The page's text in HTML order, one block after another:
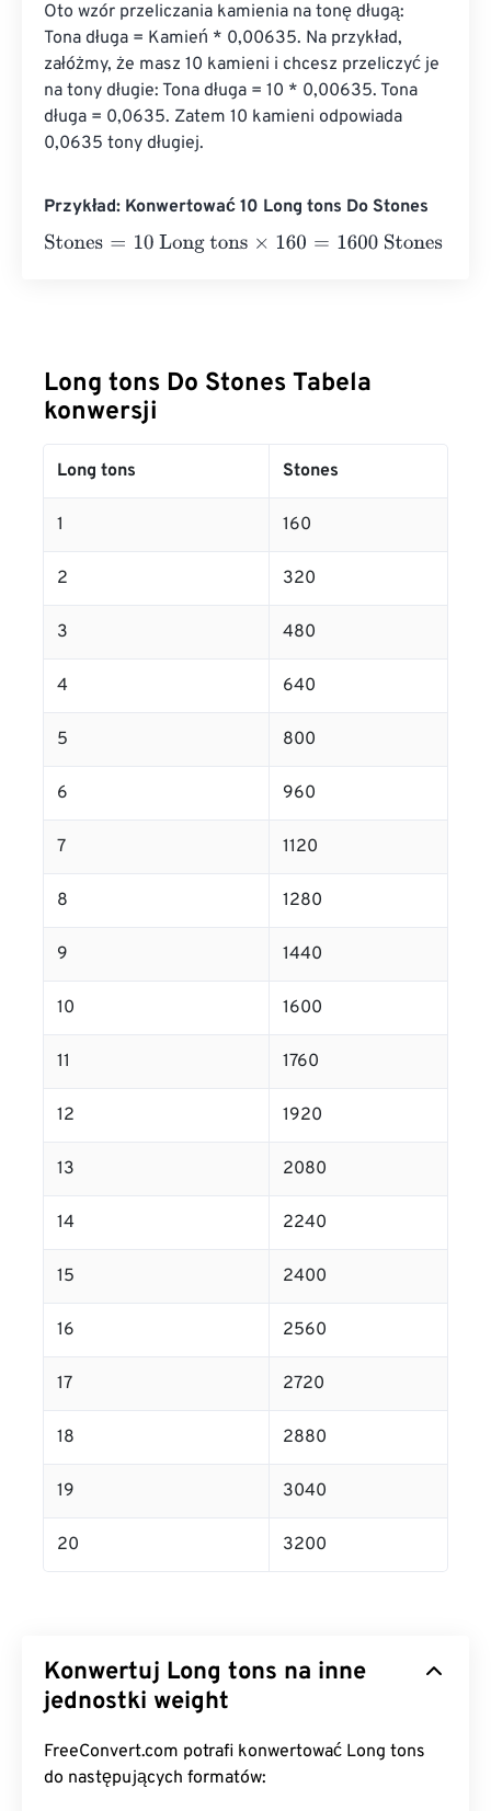
Oto wzór przeliczania kamienia na tonę długą:
Tona długa = Kamień * 0,00635. Na przykład,
załóżmy, że masz 10 kamieni i chcesz przeliczyć je
na tony długie: Tona długa = 10 * 0,00635. Tona
długa = 0,0635. Zatem 10 kamieni odpowiada
0,0635 tony długiej.
Przykład: Konwertować 10 Long tons Do Stones
Stones= 10 Long tons×160 =1600 Stones
Long tons Do Stones Tabela
konwersji
Long tons Stones
1 160
2 320
3 480
4 640
5 800
6 960
7 1120
8 1280
9 1440
10 1600
11 1760
12 1920
13 2080
14 2240
15 2400
16 2560
17 2720
18 2880
19 3040
20 3200
Konwertuj Long tons na inne
jednostki weight
FreeConvert.com potrafi konwertować Long tons
do następujących formatów: